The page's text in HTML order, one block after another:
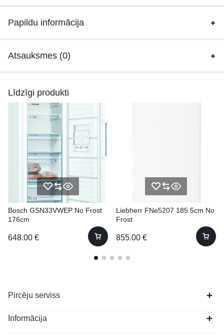
Papildu informācija
Atsauksmes (0)
Līdzīgi produkti
Bosch GSN33VWEP No Frost
176cm
648.00 €
Liebherr FNe5207 185.5cm No
Frost
855.00 €
Pircēju serviss
Informācija